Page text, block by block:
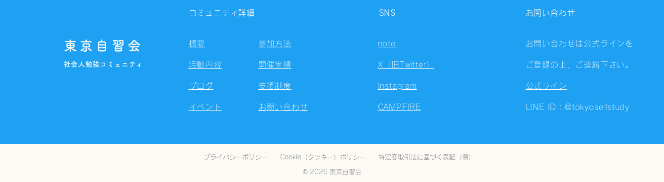
東京自習会
社会人勉強コミュニティ
コミュニティ詳細
概要
活動内容
ブログ
イベント
参加方法
開催実績
支援制度
お問い合わせ
SNS
note
X（旧Twitter）
Instagram
CAMPFIRE
お問い合わせ
お問い合わせは公式ラインを
ご登録の上、ご連絡下さい。
公式ライン
LINE ID：@tokyoselfstudy
プライバシーポリシー Cookie（クッキー）ポリシー 特定商取引法に基づく表記（例）
© 2026 東京自習会